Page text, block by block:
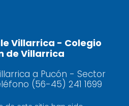
Villarrica - Colegio
de Villarrica
a Pucón - Sector
(56-45) 241 1699